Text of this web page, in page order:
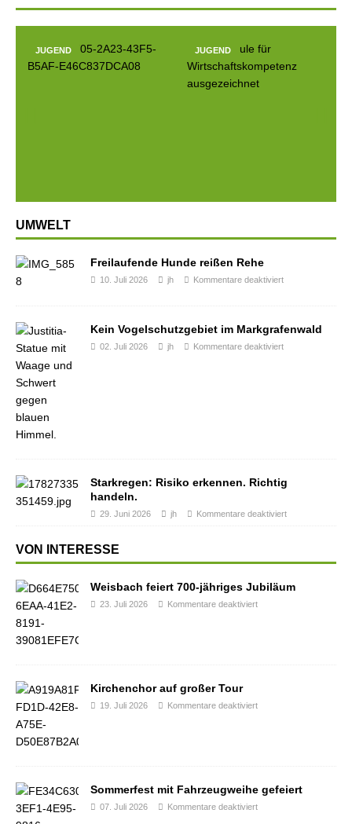
JUGEND JUGEND
UMWELT
Freilaufende Hunde reißen Rehe
10. Juli 2026 jh Kommentare deaktiviert
Kein Vogelschutzgebiet im Markgrafenwald
02. Juli 2026 jh Kommentare deaktiviert
Starkregen: Risiko erkennen. Richtig
handeln.
29. Juni 2026 jh Kommentare deaktiviert
VON INTERESSE
Weisbach feiert 700-jähriges Jubiläum
23. Juli 2026 Kommentare deaktiviert
Kirchenchor auf großer Tour
19. Juli 2026 Kommentare deaktiviert
Sommerfest mit Fahrzeugweihe gefeiert
07. Juli 2026 Kommentare deaktiviert